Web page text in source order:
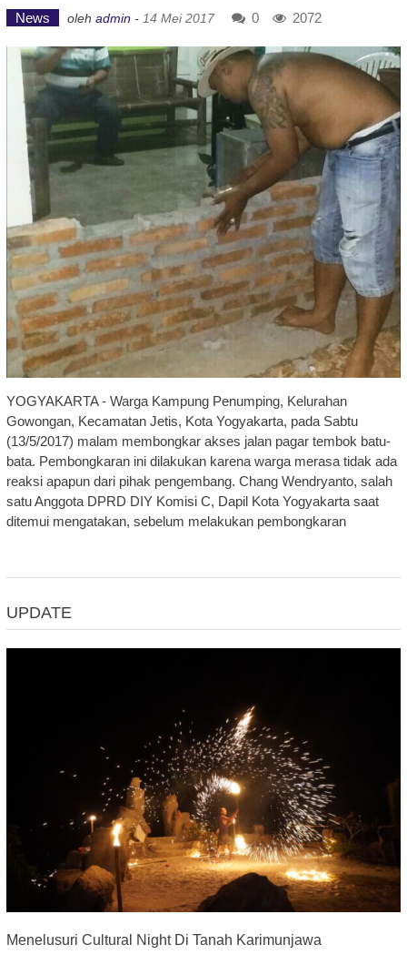
News oleh admin - 14 Mei 2017 0 2072
YOGYAKARTA - Warga Kampung Penumping, Kelurahan
Gowongan, Kecamatan Jetis, Kota Yogyakarta, pada Sabtu
(13/5/2017) malam membongkar akses jalan pagar tembok batu-
bata. Pembongkaran ini dilakukan karena warga merasa tidak ada
reaksi apapun dari pihak pengembang. Chang Wendryanto, salah
satu Anggota DPRD DIY Komisi C, Dapil Kota Yogyakarta saat
ditemui mengatakan, sebelum melakukan pembongkaran
UPDATE
Menelusuri Cultural Night Di Tanah Karimunjawa